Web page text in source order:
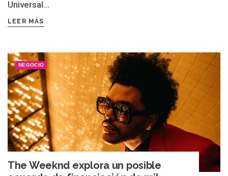
Universal...
LEER MÁS
NEGOCIO
The Weeknd explora un posible